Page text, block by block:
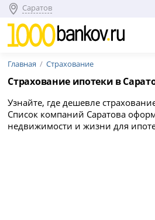
Саратов
Главная Страхование
Страхование ипотеки в
Узнайте, где дешевле
Список компаний Саратова
недвижимости и жизни для